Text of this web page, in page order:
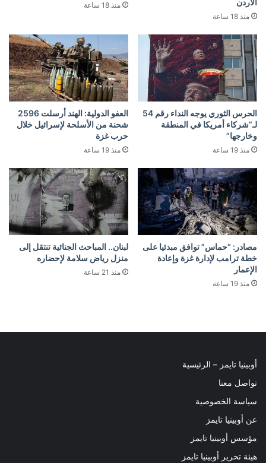
منذ 18 ساعة
منذ 18 ساعة
الحرس الثوري يوجه النداء رقم 54
لـ”شركاء أمريكا في المنطقة
وخارجها”
منذ 19 ساعة
العفو الدولية: الهند أرسلت 2596
شحنة من الأسلحة لإسرائيل خلال
حرب غزة
منذ 19 ساعة
مصادر: “حماس” توافق مبدئيا على
خطة ترامب لإدارة غزة وإعادة
الإعمار
منذ 19 ساعة
لبنان.. المباحث الجنائية تنتقل إلى
منزل رياض سلامة لإحضاره
منذ 21 ساعة
أوبينيا تايمز – الرئيسية
تواصل معنا
سياسة الخصوصية
عن أوبينيا تايمز
مؤسس أوبينيا تايمز
هيئة تحرير أوبينيا تايمز